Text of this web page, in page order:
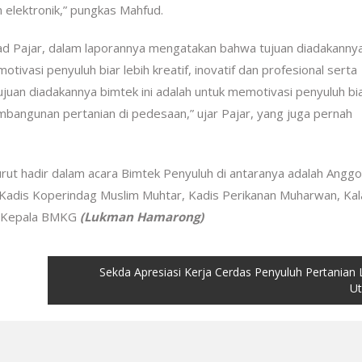
pungkas Mahfud.
Pajar, dalam laporannya mengatakan bahwa tujuan
penyuluh biar lebih kreatif, inovatif dan profesional serta
diadakannya bimtek ini adalah untuk memotivasi penyuluh
pertanian di pedesaan,” ujar Pajar, yang juga pernah
hadir dalam acara Bimtek Penyuluh di antaranya adalah
Koperindag Muslim Muhtar, Kadis Perikanan Muharwan,
BMKG (Lukman Hamarong)
Sekda Apresiasi Kerja Cerdas Penyuluh Pertanian